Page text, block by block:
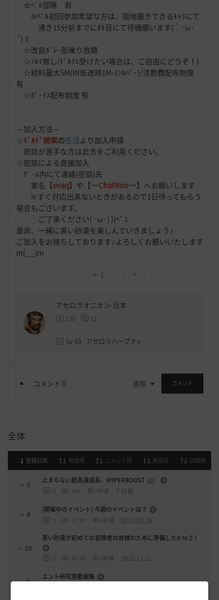
☆ﾍﾞﾙ部隊 有
※ﾍﾞﾙ初回参加希望な方は、現地置きできるｷｬﾗにて
湧き15分前までにｵｷ目にて待機願います(｀･ω･
´)ゞ
☆改良ｶﾞﾚｰ船乗り放題
☆ﾉﾙﾏ無し(ｷﾞﾙｸｴ受けたい場合は、ご自由にどうぞ！)
☆給料最大5M(IN低迷時1M-1ｼﾙﾊﾞｰ)/活動費配布制度
有
☆ﾎﾞｰﾅｽ配布制度 有
～加入方法～
☆ｷﾞﾙﾄﾞ検索の生活より加入申請
密談が苦手な方は此方をご利用ください。
☆密談による直接加入
ｹﾞｰﾑ内にて連絡(密談)先
家名【evaq】や【ーChatNoirー】へお願いします
※すぐ対応出来ないときがあるので1日待ってもらう
場合もございます。
ご了承ください( ･ω･) ))ﾍﾟｺ
是非、一緒に黒い砂漠を楽しんでいきましょう♪
ご加入をお待ちしております♪よろしくお願いいたします
m(_ _)m
1
アセロラオニオン-日本
130 12
Lv 63 アセロラハーブティ
コメント 0 通報 コメント
全体
登録日順 検索順 コメント順 推奨順 話題順
0
止まらない超高速成長、HYPERBOOST
0 965 黒い砂漠 7 日前
8
[開催中のイベント] 今週のイベントは？
0 53.1K 黒い砂漠 2023.02.28
19
黒い砂漠が初めての冒険者の皆様のために準備したA to Z！
2 43.2K 黒い砂漠 2022.12.21
8
エント研究室動画集